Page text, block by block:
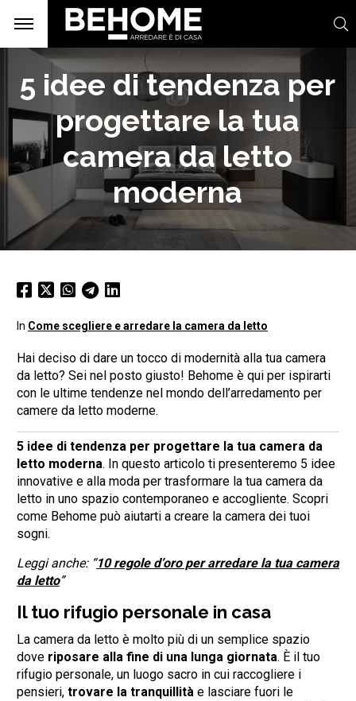
5 idee di tendenza per
progettare la tua
camera da letto
moderna
In Come scegliere e arredare la camera da letto
Hai deciso di dare un tocco di modernità alla tua camera
da letto? Sei nel posto giusto! Behome è qui per ispirarti
con le ultime tendenze nel mondo dell’arredamento per
camere da letto moderne.
5 idee di tendenza per progettare la tua camera da
letto moderna. In questo articolo ti presenteremo 5 idee
innovative e alla moda per trasformare la tua camera da
letto in uno spazio contemporaneo e accogliente. Scopri
come Behome può aiutarti a creare la camera dei tuoi
sogni.
Leggi anche: “10 regole d’oro per arredare la tua camera
da letto”
Il tuo rifugio personale in casa
La camera da letto è molto più di un semplice spazio
dove riposare alla fine di una lunga giornata. È il tuo
rifugio personale, un luogo sacro in cui raccogliere i
pensieri, trovare la tranquillitàe lasciare fuori le